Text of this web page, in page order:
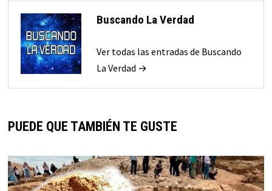
Buscando La Verdad
Ver todas las entradas de Buscando
La Verdad →
PUEDE QUE TAMBIÉN TE GUSTE